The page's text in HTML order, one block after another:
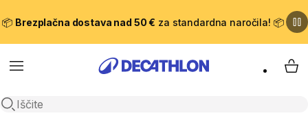
📦 Brezplačna dostava nad 50 € za standardna naročila! 📦
Meni
Odpri iskanje